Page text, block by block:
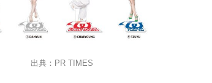
出典：PR TIMES